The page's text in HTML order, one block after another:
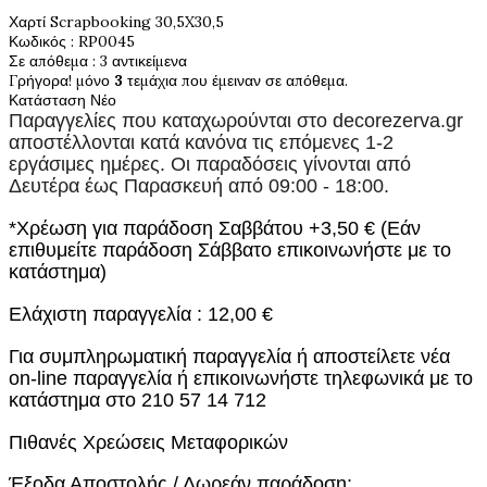
Χαρτί Scrapbooking 30,5X30,5
Κωδικός : RP0045
Σε απόθεμα : 3 αντικείμενα
Γρήγορα! μόνο 3 τεμάχια που έμειναν σε απόθεμα.
Κατάσταση Νέο
Παραγγελίες που καταχωρούνται στο decorezerva.gr
αποστέλλονται κατά κανόνα τις επόμενες 1-2
εργάσιμες ημέρες. Οι παραδόσεις γίνονται από
Δευτέρα έως Παρασκευή από 09:00 - 18:00.
*Χρέωση για παράδοση Σαββάτου +3,50 € (Εάν
επιθυμείτε παράδοση Σάββατο επικοινωνήστε με το
κατάστημα)
Ελάχιστη παραγγελία : 12,00 €
Για συμπληρωματική παραγγελία ή αποστείλετε νέα
on-line παραγγελία ή επικοινωνήστε τηλεφωνικά με το
κατάστημα στο 210 57 14 712
Πιθανές Χρεώσεις Μεταφορικών